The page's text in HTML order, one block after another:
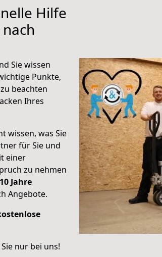
Hilfe
Sie wissen
Punkte,
beachten
Ihres
wissen, was Sie
für Sie und
einer
zu nehmen
Jahre
Angebote.
nur bei uns!